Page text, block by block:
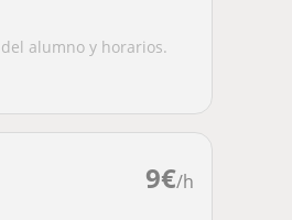
alumno y horarios.
9€/h